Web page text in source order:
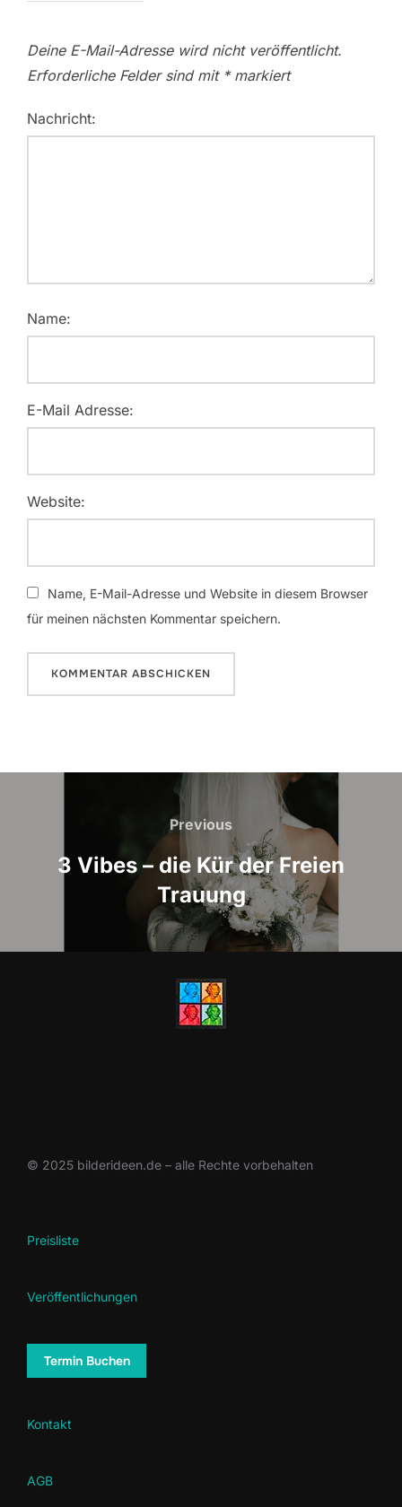
Deine E-Mail-Adresse wird nicht veröffentlicht.
Erforderliche Felder sind mit *markiert
Nachricht:
Name:
E-Mail Adresse:
Website:
Name, E-Mail-Adresse und Website in diesem Browser
für meinen nächsten Kommentar speichern.
Beitragsnavigation
Previous
Previous
3 Vibes – die Kür der Freien
Trauung
© 2025 bilderideen.de – alle Rechte vorbehalten
Preisliste
Veröffentlichungen
Termin Buchen
Kontakt
AGB